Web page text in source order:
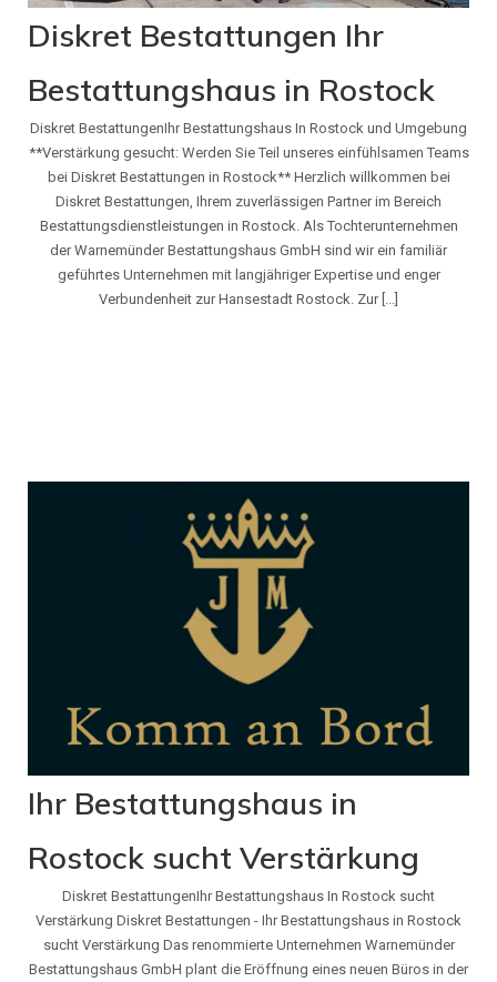
Diskret Bestattungen Ihr
Bestattungshaus in Rostock
Diskret BestattungenIhr Bestattungshaus In Rostock und Umgebung
**Verstärkung gesucht: Werden Sie Teil unseres einfühlsamen Teams
bei Diskret Bestattungen in Rostock** Herzlich willkommen bei
Diskret Bestattungen, Ihrem zuverlässigen Partner im Bereich
Bestattungsdienstleistungen in Rostock. Als Tochterunternehmen
der Warnemünder Bestattungshaus GmbH sind wir ein familiär
geführtes Unternehmen mit langjähriger Expertise und enger
Verbundenheit zur Hansestadt Rostock. Zur [...]
Ihr Bestattungshaus in
Rostock sucht Verstärkung
Diskret BestattungenIhr Bestattungshaus In Rostock sucht
Verstärkung Diskret Bestattungen - Ihr Bestattungshaus in Rostock
sucht Verstärkung Das renommierte Unternehmen Warnemünder
Bestattungshaus GmbH plant die Eröffnung eines neuen Büros in der